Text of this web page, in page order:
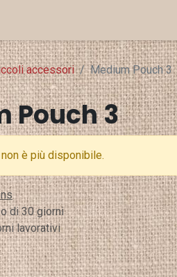
accessori Medium Pouch 3
Pouch 3
è più disponibile.
di 30 giorni
lavorativi